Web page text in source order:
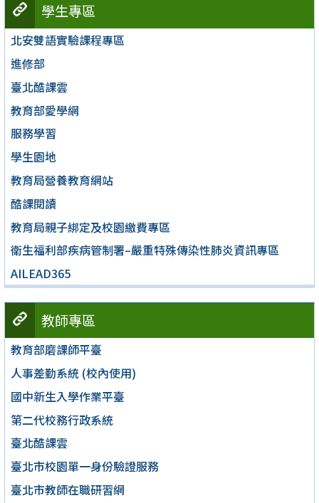
學生專區
北安雙語實驗課程專區
進修部
臺北酷課雲
教育部愛學網
服務學習
學生園地
教育局營養教育網站
酷課閱讀
教育局親子綁定及校園繳費專區
衛生福利部疾病管制署–嚴重特殊傳染性肺炎資訊專區
AILEAD365
教師專區
教育部磨課師平臺
人事差勤系統 (校內使用)
國中新生入學作業平臺
第二代校務行政系統
臺北酷課雲
臺北市校園單一身份驗證服務
臺北市教師在職研習網